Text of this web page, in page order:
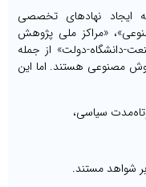
ایجاد نهادهای تخصصی
«مراکز ملی پژوهش
دانشگاه-دولت» از جمله
مصنوعی هستند. اما این
سیاسی،
شواهد مستند.